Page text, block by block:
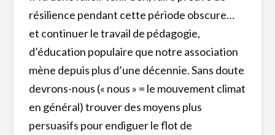
résilience pendant cette période obscure…
et continuer le travail de pédagogie,
d’éducation populaire que notre association
mène depuis plus d’une décennie. Sans doute
devrons-nous (« nous » = le mouvement climat
en général) trouver des moyens plus
persuasifs pour endiguer le flot de